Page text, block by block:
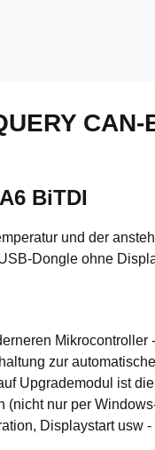
BiTDI
und der
Dongle ohne
zur
Upgrademodul ist
nur per
Displaystart